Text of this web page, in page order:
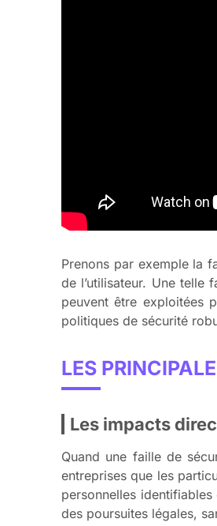
Prenons par exemple la
de l’utilisateur. Une telle
peuvent être exploitées
politiques de sécurité
LES
Les impacts
Quand une faille de
entreprises que les
personnelles
des poursuites légales,